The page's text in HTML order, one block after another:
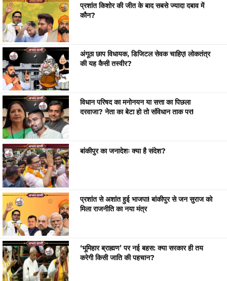
प्रशांत किशोर की जीत के बाद सबसे ज्यादा दबाव में
कौन?
अंगूठा छाप विधायक, डिजिटल सेवक चाहिए! लोकतंत्र
की यह कैसी तस्वीर?
विधान परिषद का मनोनयन या सत्ता का पिछला
दरवाजा? नेता का बेटा हो तो संविधान ताक पर!
बांकीपुर का जनादेशः क्या है संदेश?
प्रशांत से अशांत हुई भाजपा! बांकीपुर से जन सुराज को
मिला राजनीति का नया मंत्र
‘भूमिहार ब्राह्मण’ पर नई बहस: क्या सरकार ही तय
करेगी किसी जाति की पहचान?